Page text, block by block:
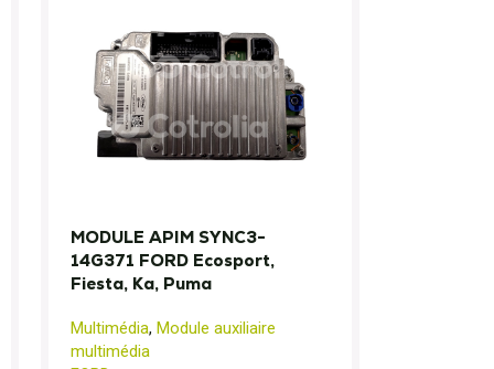
MODULE APIM SYNC3-
14G371 FORD Ecosport,
Fiesta, Ka, Puma
Multimédia, Module auxiliaire
multimédia